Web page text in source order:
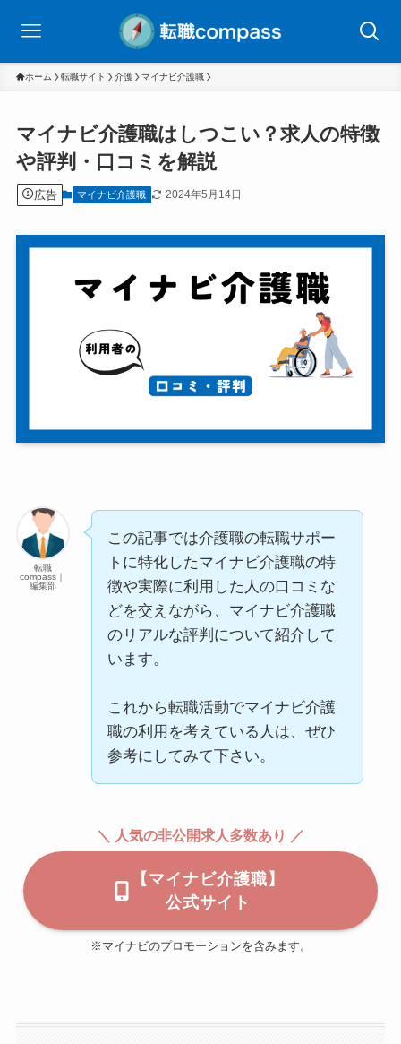
ホーム 転職サイト 介護 マイナビ介護職
マイナビ介護職はしつこい？求人の特徴
や評判・口コミを解説
広告 マイナビ介護職 2024年5月14日
転職
compass｜
編集部
この記事では介護職の転職サポー
トに特化したマイナビ介護職の特
徴や実際に利用した人の口コミな
どを交えながら、マイナビ介護職
のリアルな評判について紹介して
います。
これから転職活動でマイナビ介護
職の利用を考えている人は、ぜひ
参考にしてみて下さい。
＼ 人気の非公開求人多数あり ／
【マイナビ介護職】
公式サイト
※マイナビのプロモーションを含みます。